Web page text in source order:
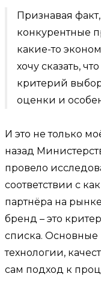
Признавая
конкурентные
какие-то
хочу сказать,
критерий
оценки и
И это не только
назад
провело
соответствии с
партнёра на
бренд – это
списка. Основные
технологии,
сам подход к